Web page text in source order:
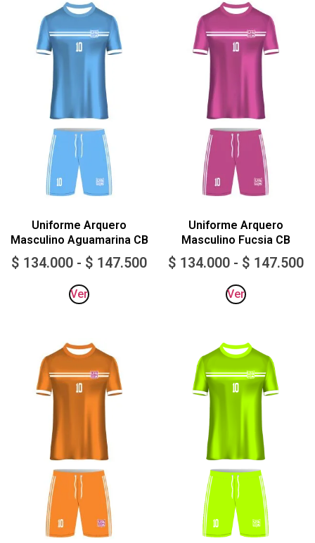
Uniforme Arquero
Masculino Aguamarina CB
$ 134.000 - $ 147.500
Ver
Uniforme Arquero
Masculino Fucsia CB
$ 134.000 - $ 147.500
Ver